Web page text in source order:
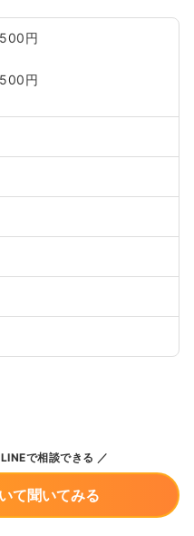
円
円
で相談できる
て聞いてみる